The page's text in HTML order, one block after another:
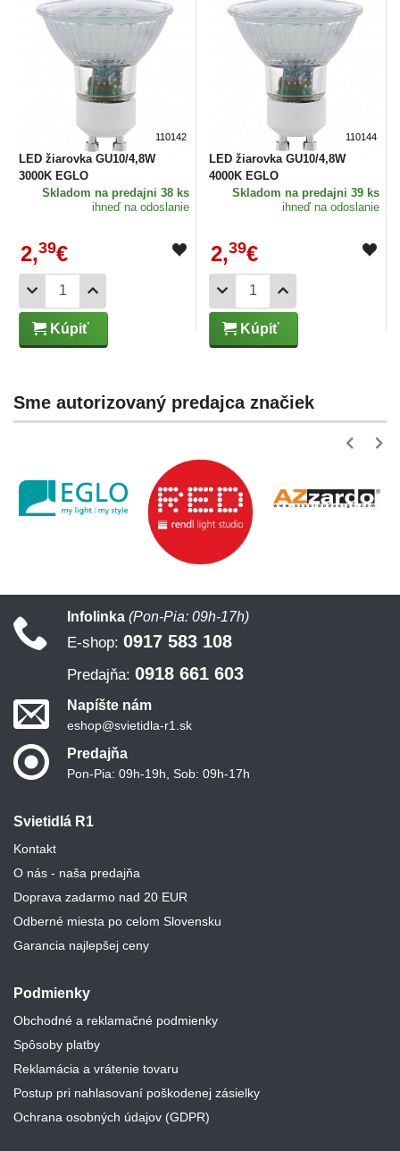
110142
LED žiarovka GU10/4,8W
3000K EGLO
Skladom na predajni 38 ks
ihneď na odoslanie
2,39€
Kúpiť
110144
LED žiarovka GU10/4,8W
4000K EGLO
Skladom na predajni 39 ks
ihneď na odoslanie
2,39€
Kúpiť
Sme autorizovaný predajca značiek
Svietidlá R1
Kontakt
O nás - naša predajňa
Doprava zadarmo nad 20 EUR
Odberné miesta po celom Slovensku
Garancia najlepšej ceny
Podmienky
Obchodné a reklamačné podmienky
Spôsoby platby
Reklamácia a vrátenie tovaru
Postup pri nahlasovaní poškodenej zásielky
Ochrana osobných údajov (GDPR)
Infolinka (Pon-Pia: 09h-17h)
E-shop: 0917 583 108
Predajňa: 0918 661 603
Napíšte nám
eshop@svietidla-r1.sk
Predajňa
Pon-Pia: 09h-19h, Sob: 09h-17h